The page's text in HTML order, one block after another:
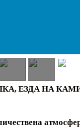
ЕЗДА НА